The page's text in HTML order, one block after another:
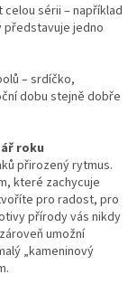
sérii – například
představuje jedno
– srdíčko,
dobu stejně dobře
roku
přirozený rytmus.
které zachycuje
pro radost, pro
přírody vás nikdy
umožní
„kameninový